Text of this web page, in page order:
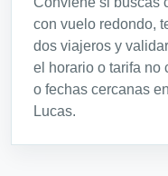
con vuelo redondo,
dos viajeros y
el horario o tarifa no
o fechas cercanas
Lucas.